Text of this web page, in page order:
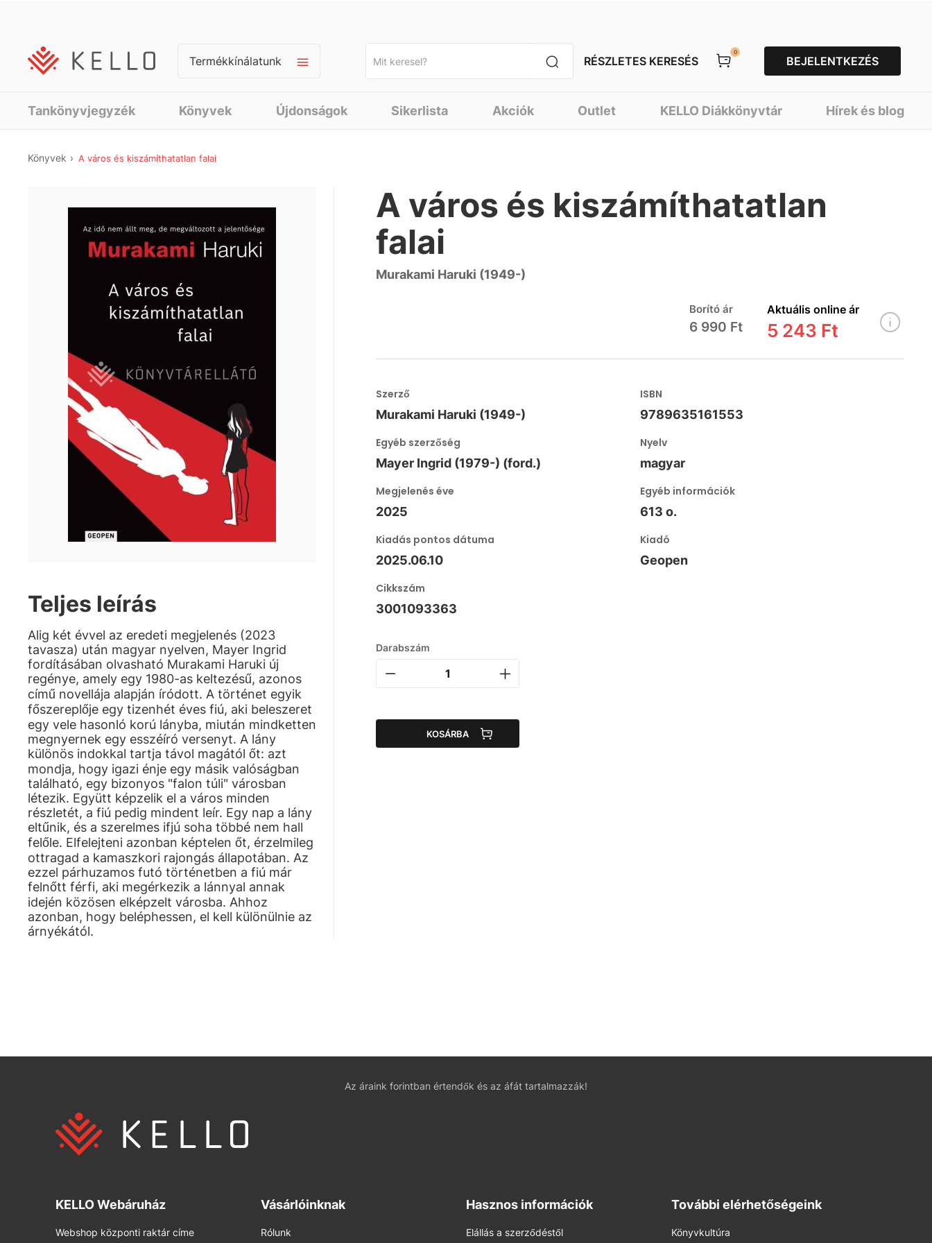
Termékkínálatunk RÉSZLETES KERESÉS
0
BEJELENTKEZÉS
Tankönyvjegyzék Könyvek Újdonságok Sikerlista Akciók Outlet KELLO Diákkönyvtár Hírek és blog
Könyvek A város és kiszámíthatatlan falai
Teljes leírás
Alig két évvel az eredeti megjelenés (2023
tavasza) után magyar nyelven, Mayer Ingrid
fordításában olvasható Murakami Haruki új
regénye, amely egy 1980-as keltezésű, azonos
című novellája alapján íródott. A történet egyik
főszereplője egy tizenhét éves fiú, aki beleszeret
egy vele hasonló korú lányba, miután mindketten
megnyernek egy esszéíró versenyt. A lány
különös indokkal tartja távol magától őt: azt
mondja, hogy igazi énje egy másik valóságban
található, egy bizonyos "falon túli" városban
létezik. Együtt képzelik el a város minden
részletét, a fiú pedig mindent leír. Egy nap a lány
eltűnik, és a szerelmes ifjú soha többé nem hall
felőle. Elfelejteni azonban képtelen őt, érzelmileg
ottragad a kamaszkori rajongás állapotában. Az
ezzel párhuzamos futó történetben a fiú már
felnőtt férfi, aki megérkezik a lánnyal annak
idején közösen elképzelt városba. Ahhoz
azonban, hogy beléphessen, el kell különülnie az
árnyékától.
A város és kiszámíthatatlan
falai
Murakami Haruki (1949-)
Borító ár
6 990 Ft
Aktuális online ár
5 243 Ft
Szerző
Murakami Haruki (1949-)
ISBN
9789635161553
Egyéb szerzőség
Mayer Ingrid (1979-) (ford.)
Nyelv
magyar
Megjelenés éve
2025
Egyéb információk
613 o.
Kiadás pontos dátuma
2025.06.10
Kiadó
Geopen
Cikkszám
3001093363
Darabszám
KOSÁRBA
Az áraink forintban értendők és az áfát tartalmazzák!
KELLO Webáruház
Webshop központi raktár címe
Vásárlóinknak
Rólunk
Hasznos információk
Elállás a szerződéstől
További elérhetőségeink
Könyvkultúra